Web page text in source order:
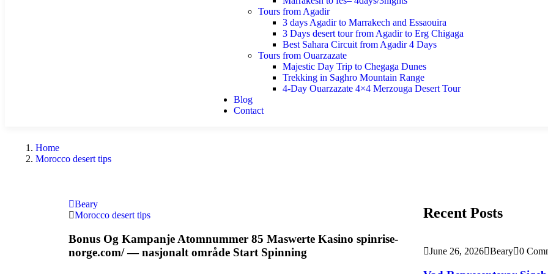
Tours from Agadir
3 days Agadir to Marrakech and Essaouira
3 Days desert tour from Agadir to Erg Chigaga
Best Sahara Circuit from Agadir 4 Days
Tours from Ouarzazate
Majestic Day Trip to Chegaga Dunes
Trekking in Saghro Mountain Range
4-Day Ouarzazate 4×4 Merzouga Desert Tour
Blog
Contact
Home
Morocco desert tips
Beary
Morocco desert tips
Bonus Og Kampanje Atomnummer 85 Maswerte Kasino spinrise-
norge.com/ — nasjonalt område Start Spinning
Recent Posts
June 26, 2026 Beary 0